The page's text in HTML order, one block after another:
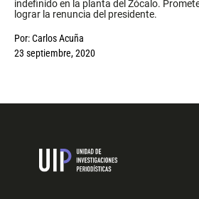
indefinido en la planta del Zócalo.
lograr la renuncia del presidente.
Por:Carlos Acuña
23 septiembre, 2020